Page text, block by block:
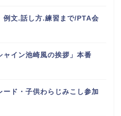
例文.話し方.練習まで/PTA会
ャイン池崎風の挨拶」本番
ード・子供わらじみこし参加